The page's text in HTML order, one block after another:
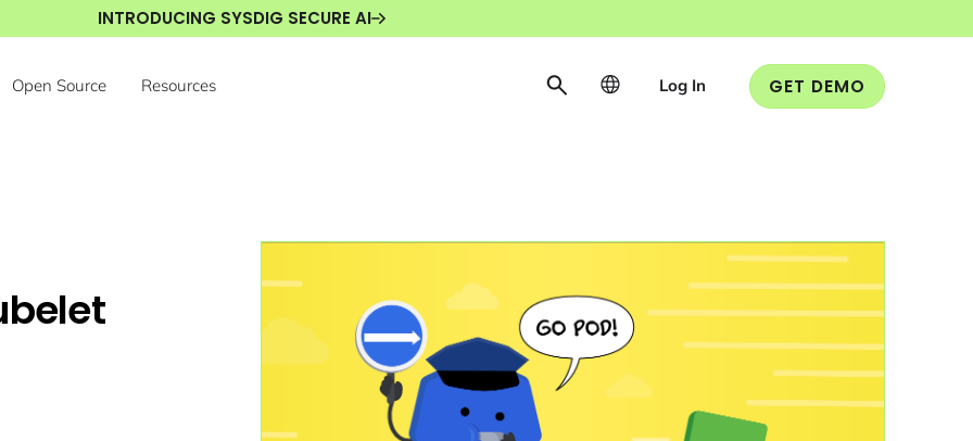
INTRODUCING SYSDIG SECURE AI
Open Source Resources Log In GET DEMO